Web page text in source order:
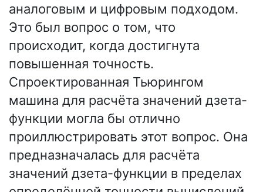
аналоговым и цифровым подходом.
Это был вопрос о том, что
происходит, когда достигнута
повышенная точность.
Спроектированная Тьюрингом
машина для расчёта значений дзета-
функции могла бы отлично
проиллюстрировать этот вопрос. Она
предназначалась для расчёта
значений дзета-функции в пределах